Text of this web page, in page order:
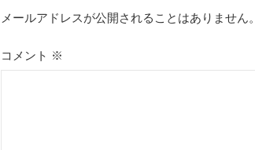
ゲ
ー
メールアドレスが公開されることはありません。
コメント ※